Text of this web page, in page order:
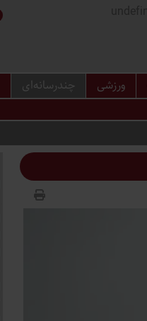
ورزشی چندرسانه‌ای